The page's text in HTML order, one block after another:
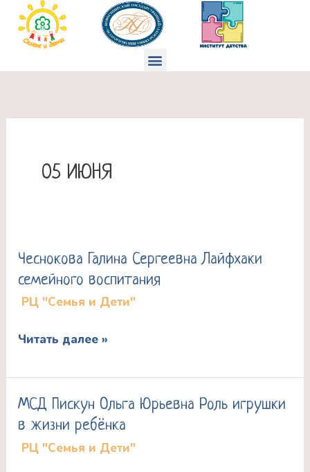
Перейти
содержимому
Меню
05 ИЮНЯ
Чеснокова Галина Сергеевна Лайфхаки
семейного воспитания
РЦ "Семья и Дети"
Чеснокова
Галина
Сергеевна
семейного
Читать далее »
МСД Пискун Ольга Юрьевна Роль игрушки
в жизни ребёнка
РЦ "Семья и Дети"
МСД
Пискун
Ольга